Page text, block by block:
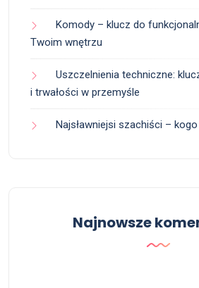
Komody – klucz do
Twoim wnętrzu
Uszczelnienia techniczne:
i trwałości w przemyśle
Najsławniejsi szachiści –
Najnowsze